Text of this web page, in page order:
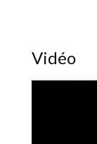
Vidéo